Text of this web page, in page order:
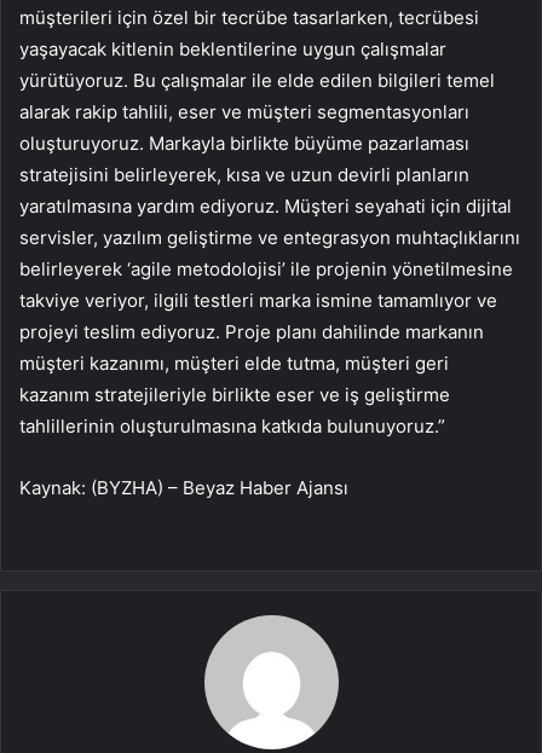
müşterileri için özel bir tecrübe tasarlarken, tecrübesi
yaşayacak kitlenin beklentilerine uygun çalışmalar
yürütüyoruz. Bu çalışmalar ile elde edilen bilgileri temel
alarak rakip tahlili, eser ve müşteri segmentasyonları
oluşturuyoruz. Markayla birlikte büyüme pazarlaması
stratejisini belirleyerek, kısa ve uzun devirli planların
yaratılmasına yardım ediyoruz. Müşteri seyahati için dijital
servisler, yazılım geliştirme ve entegrasyon muhtaçlıklarını
belirleyerek ‘agile metodolojisi’ ile projenin yönetilmesine
takviye veriyor, ilgili testleri marka ismine tamamlıyor ve
projeyi teslim ediyoruz. Proje planı dahilinde markanın
müşteri kazanımı, müşteri elde tutma, müşteri geri
kazanım stratejileriyle birlikte eser ve iş geliştirme
tahlillerinin oluşturulmasına katkıda bulunuyoruz.”
Kaynak: (BYZHA) – Beyaz Haber Ajansı